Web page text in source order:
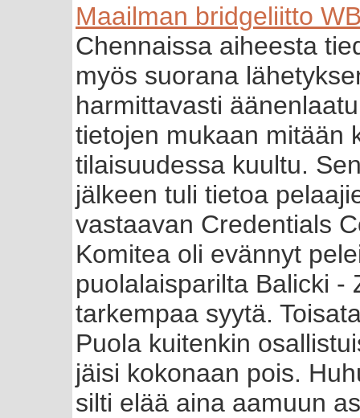
Maailman bridgeliitto
Chennaissa aiheesta
myös suorana
harmittavasti
tietojen mukaan mitään
tilaisuudessa kuultu.
jälkeen tuli tietoa
vastaavan Credentials
Komitea oli evännyt
puolalaisparilta Balicki -
tarkempaa syytä.
Puola kuitenkin
jäisi kokonaan pois.
silti elää aina aamuun